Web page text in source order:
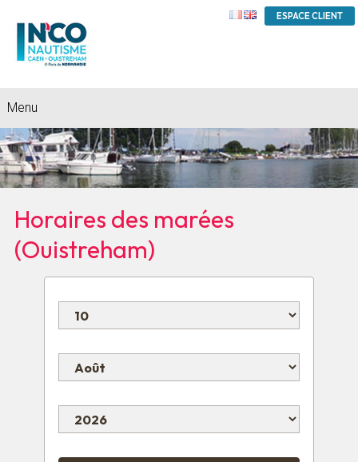
ESPACE CLIENT
Menu
Horaires des marées
(Ouistreham)